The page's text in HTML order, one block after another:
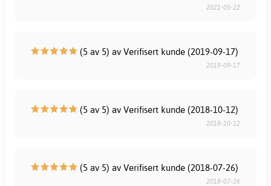
2021-05-22
(5 av 5) av Verifisert kunde (2019-09-17)
2019-09-17
(5 av 5) av Verifisert kunde (2018-10-12)
2018-10-12
(5 av 5) av Verifisert kunde (2018-07-26)
2018-07-26